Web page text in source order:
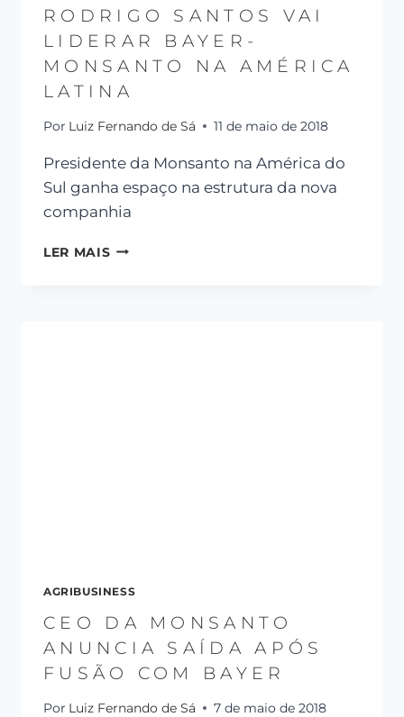
RODRIGO SANTOS VAI
LIDERAR BAYER-
MONSANTO NA AMÉRICA
LATINA
Por Luiz Fernando de Sá 11 de maio de 2018
Presidente da Monsanto na América do
Sul ganha espaço na estrutura da nova
companhia
LER MAIS
AGRIBUSINESS
CEO DA MONSANTO
ANUNCIA SAÍDA APÓS
FUSÃO COM BAYER
Por Luiz Fernando de Sá 7 de maio de 2018